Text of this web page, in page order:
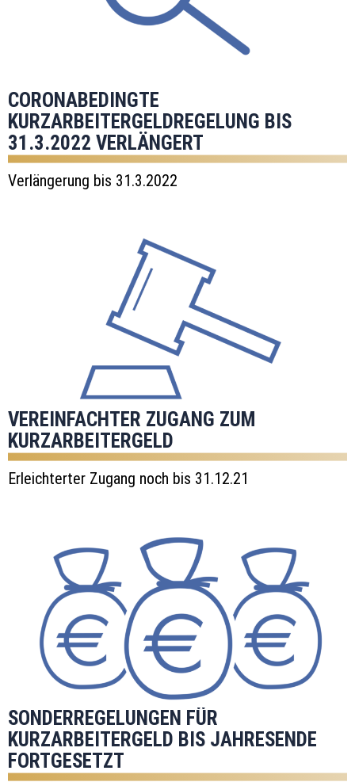
CORONABEDINGTE
KURZARBEITERGELDREGELUNG BIS
31.3.2022 VERLÄNGERT
Verlängerung bis 31.3.2022
VEREINFACHTER ZUGANG ZUM
KURZARBEITERGELD
Erleichterter Zugang noch bis 31.12.21
SONDERREGELUNGEN FÜR
KURZARBEITERGELD BIS JAHRESENDE
FORTGESETZT